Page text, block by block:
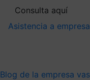
Consulta aquí
Asistencia a
Blog de la empresa